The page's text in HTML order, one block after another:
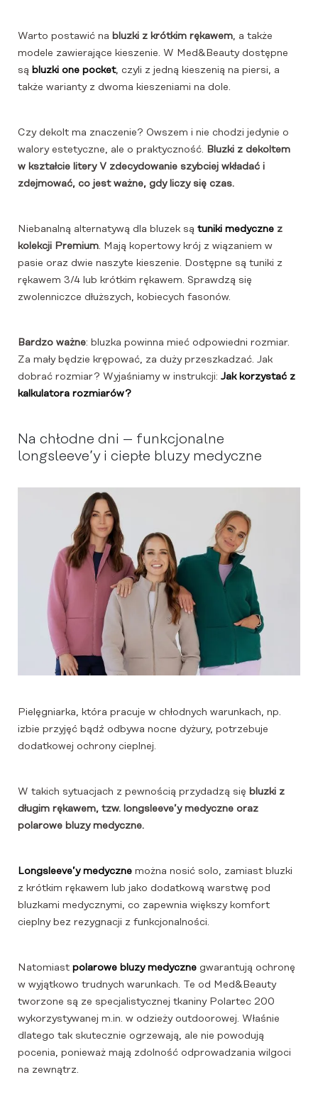
Warto postawić na bluzki z krótkim rękawem, a także
modele zawierające kieszenie. W Med&Beauty dostępne
są bluzki one pocket, czyli z jedną kieszenią na piersi, a
także warianty z dwoma kieszeniami na dole.
Czy dekolt ma znaczenie? Owszem i nie chodzi jedynie o
walory estetyczne, ale o praktyczność. Bluzki z dekoltem
w kształcie litery V zdecydowanie szybciej wkładać i
zdejmować, co jest ważne, gdy liczy się czas.
Niebanalną alternatywą dla bluzek są tuniki medyczne z
kolekcji Premium. Mają kopertowy krój z wiązaniem w
pasie oraz dwie naszyte kieszenie. Dostępne są tuniki z
rękawem 3/4 lub krótkim rękawem. Sprawdzą się
zwolenniczce dłuższych, kobiecych fasonów.
Bardzo ważne: bluzka powinna mieć odpowiedni rozmiar.
Za mały będzie krępować, za duży przeszkadzać. Jak
dobrać rozmiar? Wyjaśniamy w instrukcji: Jak korzystać z
kalkulatora rozmiarów?
Na chłodne dni – funkcjonalne
longsleeve’y i ciepłe bluzy medyczne
Pielęgniarka, która pracuje w chłodnych warunkach, np.
izbie przyjęć bądź odbywa nocne dyżury, potrzebuje
dodatkowej ochrony cieplnej.
W takich sytuacjach z pewnością przydadzą się bluzki z
długim rękawem, tzw. longsleeve’y medyczne oraz
polarowe bluzy medyczne.
Longsleeve’y medyczne można nosić solo, zamiast bluzki
z krótkim rękawem lub jako dodatkową warstwę pod
bluzkami medycznymi, co zapewnia większy komfort
cieplny bez rezygnacji z funkcjonalności.
Natomiast polarowe bluzy medyczne gwarantują ochronę
w wyjątkowo trudnych warunkach. Te od Med&Beauty
tworzone są ze specjalistycznej tkaniny Polartec 200
wykorzystywanej m.in. w odzieży outdoorowej. Właśnie
dlatego tak skutecznie ogrzewają, ale nie powodują
pocenia, ponieważ mają zdolność odprowadzania wilgoci
na zewnątrz.